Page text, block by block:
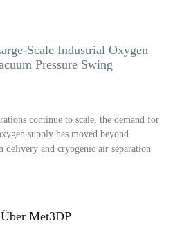
Scale Industrial Oxygen
Pressure Swing
continue to scale, the demand for
supply has moved beyond
and cryogenic air separation
Über Met3DP